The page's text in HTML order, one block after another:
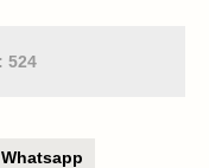
524
Whatsapp